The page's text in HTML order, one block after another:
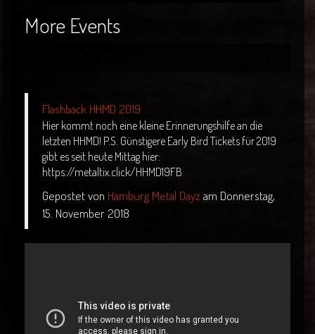
More Events
Flashback HHMD 2019
Hier kommt noch eine kleine Erinnerungshilfe an die
letzten HHMD! P.S. Günstigere Early Bird Tickets für 2019
gibt es seit heute Mittag hier:
https://metaltix.click/HHMD19FB
Gepostet von Hamburg Metal Dayzam Donnerstag,
15. November 2018